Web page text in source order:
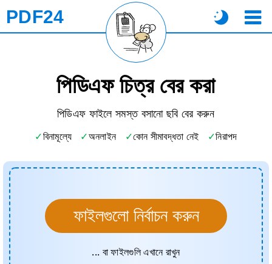
PDF24
পিডিএফ চিত্র বের করা
পিডিএফ ফাইলে সমস্ত বসানো ছবি বের করুন
বিনামূল্যে অনলাইন কোন সীমাবদ্ধতা নেই নিরাপদ
ফাইলগুলো নির্বাচন করুন
... বা ফাইলগুলি এখানে রাখুন